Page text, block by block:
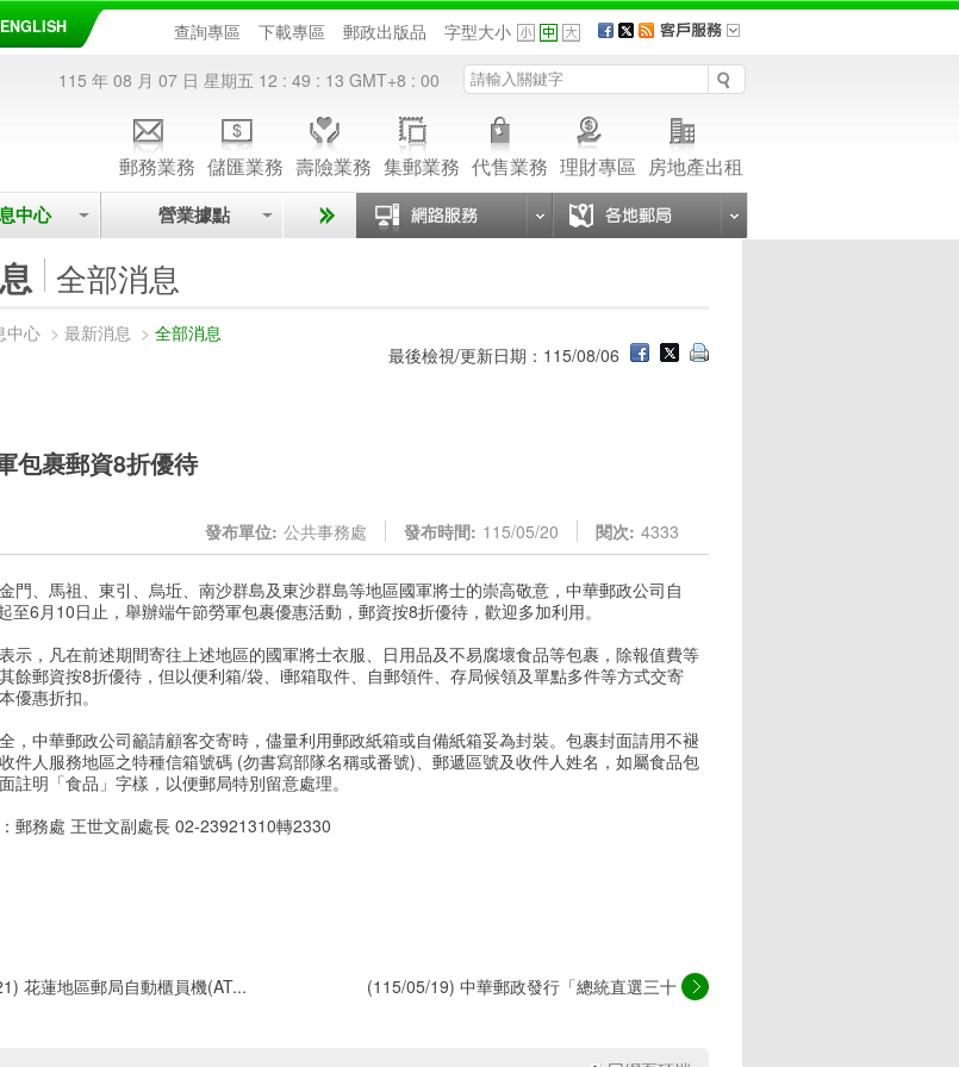
ENGLISH 查詢專區 下載專區 郵政出版品 字型大小
115 年 08 月 07 日 星期五 12 : 49 : 14 GMT+8 : 00
郵務業務 儲匯業務 壽險業務 集郵業務 代售業務 理財專區 房地產出租
中心 營業據點
全部消息
中心 > 最新消息 > 全部消息
最後檢視/更新日期：115/08/06
包裹郵資8折優待
發布單位: 公共事務處 發布時間: 115/05/20 閱次: 4333
門、馬祖、東引、烏坵、南沙群島及東沙群島等地區國軍將士的崇高敬意，中華郵政公司自
至6月10日止，舉辦端午節勞軍包裹優惠活動，郵資按8折優待，歡迎多加利用。
示，凡在前述期間寄往上述地區的國軍將士衣服、日用品及不易腐壞食品等包裹，除報值費等
餘郵資按8折優待，但以便利箱/袋、i郵箱取件、自郵領件、存局候領及單點多件等方式交寄
優惠折扣。
，中華郵政公司籲請顧客交寄時，儘量利用郵政紙箱或自備紙箱妥為封裝。包裹封面請用不褪
件人服務地區之特種信箱號碼 (勿書寫部隊名稱或番號)、郵遞區號及收件人姓名，如屬食品包
註明「食品」字樣，以便郵局特別留意處理。
郵務處 王世文副處長 02-23921310轉2330
花蓮地區郵局自動櫃員機(AT...
(115/05/19) 中華郵政發行「總統直選三十